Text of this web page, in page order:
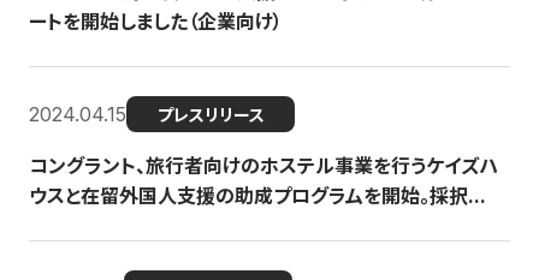
ートを開始しました（企業向け）
2024.04.15 プレスリリース
コングラント、旅行者向けのホステル事業を行うケイズハ
ウスと在留外国人支援の助成プログラムを開始。採択...